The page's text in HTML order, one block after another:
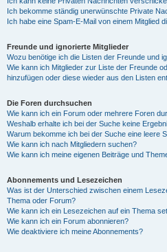
Ich bekomme ständig unerwünschte Private
Ich habe eine Spam-E-Mail von einem Mitglied
Freunde und ignorierte Mitglieder
Wozu benötige ich die Listen der Freunde und
Wie kann ich Mitglieder zur Liste der Freunde
hinzufügen oder diese wieder aus den Listen
Die Foren durchsuchen
Wie kann ich ein Forum oder mehrere Foren
Weshalb erhalte ich bei der Suche keine
Warum bekomme ich bei der Suche eine leere
Wie kann ich nach Mitgliedern suchen?
Wie kann ich meine eigenen Beiträge und
Abonnements und Lesezeichen
Was ist der Unterschied zwischen einem
Thema oder Forum?
Wie kann ich ein Lesezeichen auf ein Thema
Wie kann ich ein Forum abonnieren?
Wie deaktiviere ich meine Abonnements?